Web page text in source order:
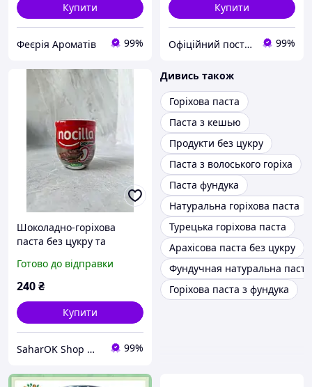
Купити
Феєрія Ароматів 99%
Купити
Офіційний постачальник товарів з Європи "Almaz" 99%
Шоколадно-горіхова
паста без цукру та
180 г
Готово до відправки
240₴
Купити
SaharOK Shop — магазин діа-товарів 99%
Дивись також
Горіхова паста
Паста з кешью
Продукти без цукру
Паста з волоського горіха
Паста фундука
Натуральна горіхова паста
Турецька горіхова паста
Арахісова паста без цукру
Фундучная натуральна паста
Горіхова паста з фундука